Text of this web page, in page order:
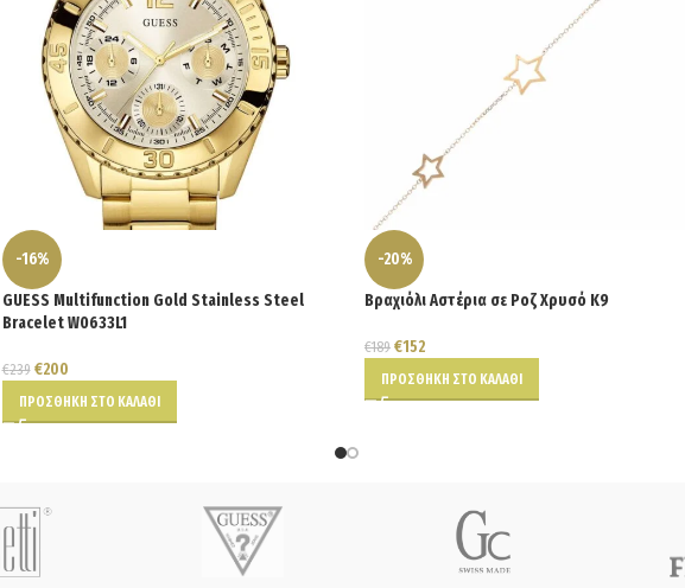
-16%
GUESS Multifunction Gold Stainless Steel
Bracelet W0633L1
€239 €200
ΠΡΟΣΘΉΚΗ ΣΤΟ ΚΑΛΆΘΙ
-20%
Βραχιόλι Αστέρια σε Ροζ Χρυσό Κ9
€189 €152
ΠΡΟΣΘΉΚΗ ΣΤΟ ΚΑΛΆΘΙ